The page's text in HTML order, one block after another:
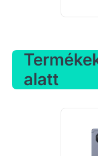
alatt